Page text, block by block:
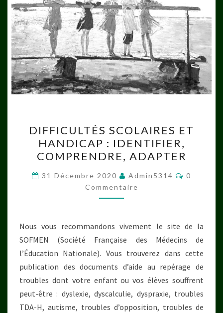
SCOLAIRES
ET
HANDICAP :
IDENTIFIER,
COMPRENDRE,
ADAPTER
DIFFICULTÉS SCOLAIRES ET
HANDICAP : IDENTIFIER,
COMPRENDRE, ADAPTER
31 Décembre 2020 Admin5314
0
Commentaire
Nous vous recommandons vivement le site de la
SOFMEN (Société Française des Médecins de
l’Éducation Nationale). Vous trouverez dans cette
publication des documents d’aide au repérage de
troubles dont votre enfant ou vos élèves souffrent
peut-être : dyslexie, dyscalculie, dyspraxie, troubles
TDA-H, autisme, troubles d’opposition, troubles de